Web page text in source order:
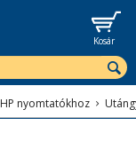
Kosár
HP nyomtatókhoz